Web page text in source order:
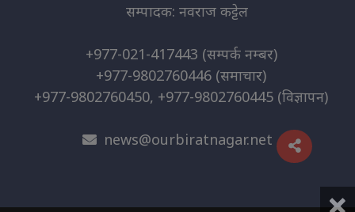
सम्पादक: नवराज कट्टेल
+977-021-417443 (सम्पर्क नम्बर)
+977-9802760446 (समाचार)
+977-9802760450, +977-9802760445 (विज्ञापन)
news@ourbiratnagar.net